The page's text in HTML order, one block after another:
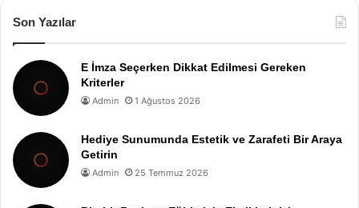
Son Yazılar
E İmza Seçerken Dikkat Edilmesi Gereken
Kriterler
Admin 1 Ağustos 2026
Hediye Sunumunda Estetik ve Zarafeti Bir Araya
Getirin
Admin 25 Temmuz 2026